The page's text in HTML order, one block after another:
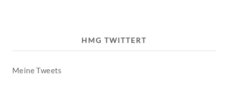
HMG TWITTERT
Meine Tweets